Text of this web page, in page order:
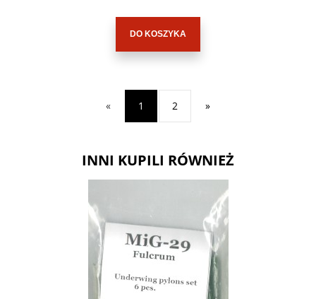
DO KOSZYKA
« 1 2 »
INNI KUPILI RÓWNIEŻ